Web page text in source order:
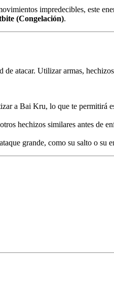
impredecibles, este
(Congelación).
atacar. Utilizar armas,
a Bai Kru, lo que te permitirá
hechizos similares antes de
grande, como su salto o su